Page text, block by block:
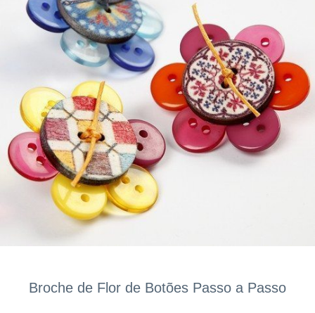
Broche de Flor de Botões Passo a Passo